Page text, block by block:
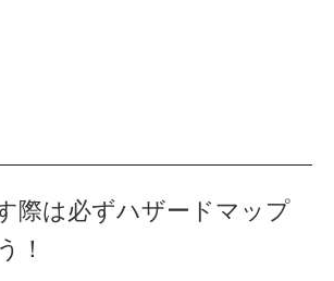
際は必ずハザードマップ
！